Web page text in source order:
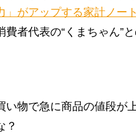
がアップする家計ノート
費者代表の“くまちゃん”
い物で急に商品の値段が
？